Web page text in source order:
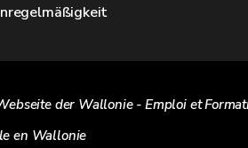
der Wallonie - Emploi et
en Wallonie